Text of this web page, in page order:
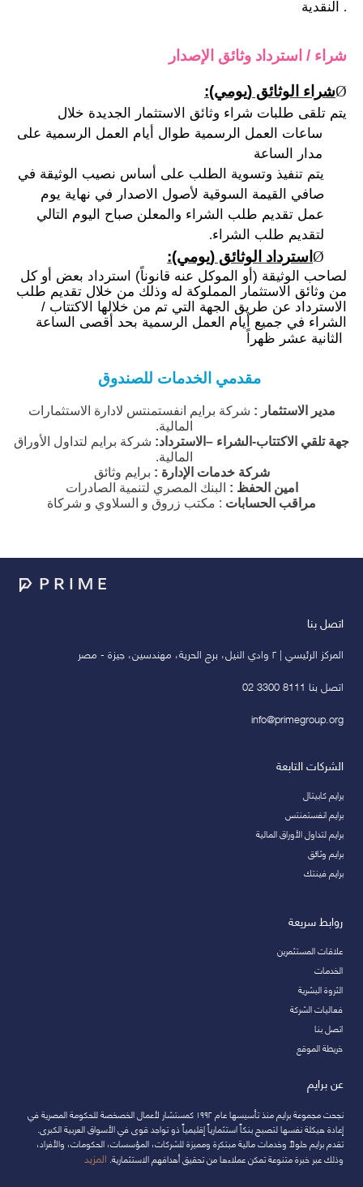
.
شراء / استرداد وثائق الإصدار
Øشراء الوثائق (يومي):
يتم تلقى طلبات شراء وثائق الاستثمار الجديدة خلال
ساعات العمل الرسمية طوال أيام العمل الرسمية على
مدار الساعة
يتم تنفيذ وتسوية الطلب على أساس نصيب الوثيقة في
صافي القيمة السوقية لأصول الاصدار في نهاية يوم
عمل تقديم طلب الشراء والمعلن صباح اليوم التالي
لتقديم طلب الشراء.
Øاسترداد الوثائق (يومي):
لصاحب الوثيقة (أو الموكل عنه قانوناً) استرداد بعض أو كل
من وثائق الاستثمار المملوكة له وذلك من خلال تقديم طلب
الاسترداد عن طريق الجهة التي تم من خلالها الاكتتاب /
الشراء في جميع أيام العمل الرسمية بحد أقصى الساعة
الثانية عشر ظهراً
مدير الاستثمار : شركة برايم انفستمنتس لادارة الاستثمارات
المالية.
جهة تلقي الاكتتاب-الشراء –الاسترداد: شركة برايم لتداول الأوراق
المالية.
شركة خدمات الإدارة : برايم وثائق
امين الحفظ : البنك المصري لتنمية الصادرات
مراقب الحسابات : مكتب زروق و السلاوي و شركاة
اتصل بنا
المركز الرئيسي | ٢ وادي النيل، برج الحرية، مهندسين، جيزة - مصر
اتصل بنا 8111 3300 02
info@primegroup.org
الشركات التابعة
يرايم كابيتال
برايم انفستمنتس
برايم لتداول الأوراق المالية
برايم وثائق
برايم فينتك
روابط سريعة
علاقات المستثمرين
الخدمات
الثروة البشرية
فعاليات الشركة
اتصل بنا
خريطة الموقع
عن برايم
نجحت مجموعة برايم منذ تأسيسها عام ١٩٩٢ كمستشار لأعمال الخصخصة للحكومة المصرية في
إعادة هيكلة نفسها لتصبح بنكاً استثمارياً إقليمياً ذو تواجد قوى في الأسواق العربية الكبرى.
تقدم برايم حلولاً وخدمات مالية مبتكرة ومميزة للشركات، المؤسسات، الحكومات، والأفراد،
وذلك عبر خبرة متنوعة تمكن عملاءها من تحقيق أهدافهم الاستثمارية. المزيد